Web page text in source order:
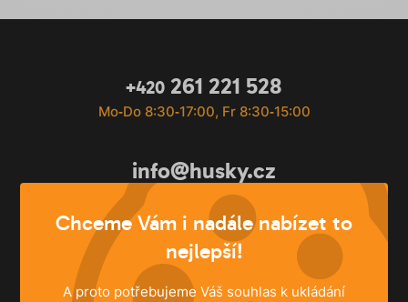
+420 261 221 528
Mo‐Do 8:30‐17:00, Fr 8:30‐15:00
info@husky.cz
Schreiben Sie jederzeit
Chceme Vám i nadále nabízet to
nejlepší!
A proto potřebujeme Váš souhlas k ukládání